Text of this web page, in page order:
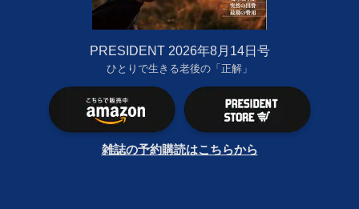
PRESIDENT 2026年8月14日号
ひとりで生きる老後の「正解」
雑誌の予約購読はこちらから